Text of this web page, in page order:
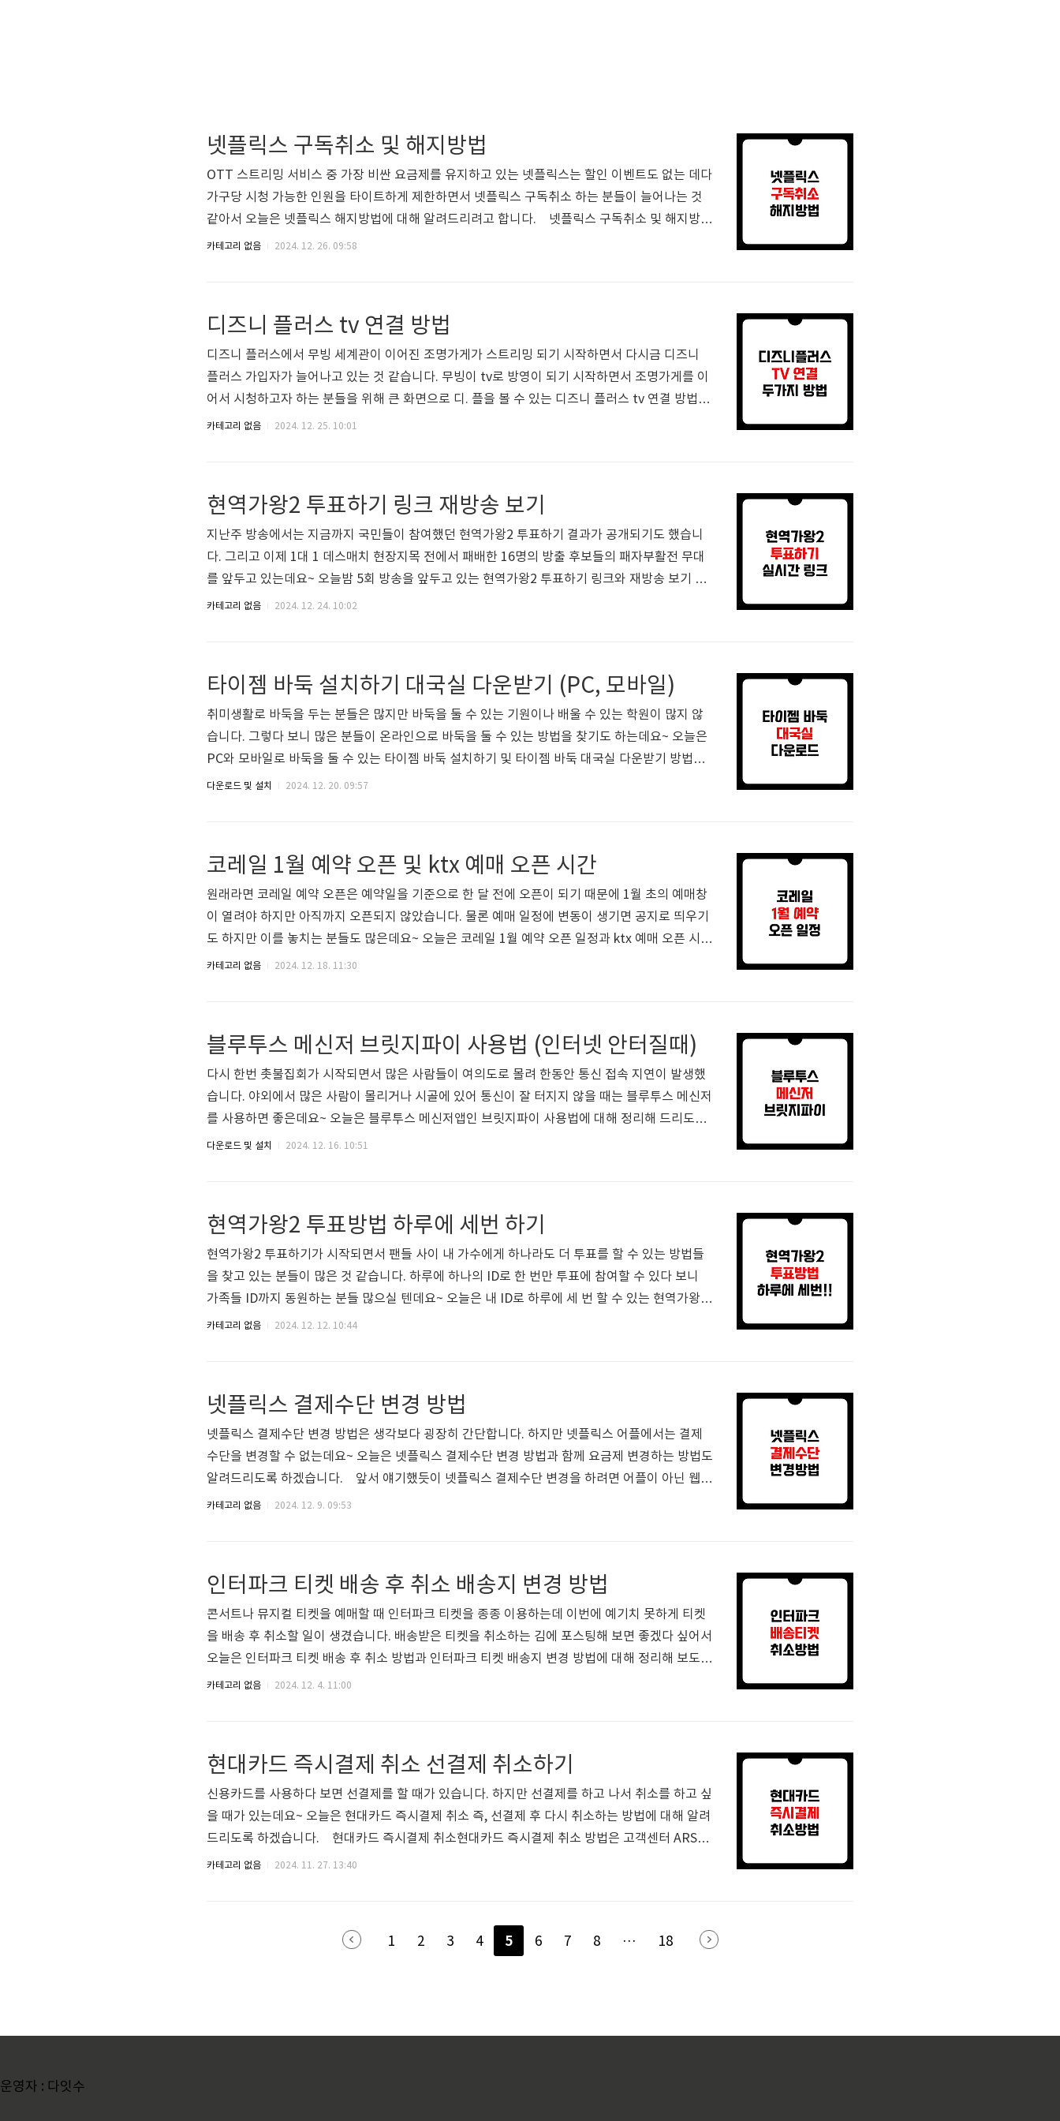
넷플릭스 구독취소 및 해지방법
OTT 스트리밍 서비스 중 가장 비싼 요금제를 유지하고 있는 넷플릭스는 할인 이벤트도 없는 데다
가구당 시청 가능한 인원을 타이트하게 제한하면서 넷플릭스 구독취소 하는 분들이 늘어나는 것
같아서 오늘은 넷플릭스 해지방법에 대해 알려드리려고 합니다. 넷플릭스 구독취소 및 해지방법
은 모바일과 PC 어느곳에서든 가능한 데다 아주 쉽게 구독취소하고 해지할 수 있으니까 포스팅을
gleam0807.com비싼 가격으로 인해서 넷플..
카테고리 없음 2024. 12. 26. 09:58
디즈니 플러스 tv 연결 방법
디즈니 플러스에서 무빙 세계관이 이어진 조명가게가 스트리밍 되기 시작하면서 다시금 디즈니
플러스 가입자가 늘어나고 있는 것 같습니다. 무빙이 tv로 방영이 되기 시작하면서 조명가게를 이
어서 시청하고자 하는 분들을 위해 큰 화면으로 디. 플을 볼 수 있는 디즈니 플러스 tv 연결 방법에
대해 정리해 보도록 하겠습니다. 올해 상반기까지만 해도 디즈니 플러스를 무료로 체험해볼수있
하고있다면 리모컨 자체에 디즈니 ..
카테고리 없음 2024. 12. 25. 10:01
현역가왕2 투표하기 링크 재방송 보기
지난주 방송에서는 지금까지 국민들이 참여했던 현역가왕2 투표하기 결과가 공개되기도 했습니
다. 그리고 이제 1대 1 데스매치 현장지목 전에서 패배한 16명의 방출 후보들의 패자부활전 무대
를 앞두고 있는데요~ 오늘밤 5회 방송을 앞두고 있는 현역가왕2 투표하기 링크와 재방송 보기 정
보에 대해 알려드리도록 하겠습니다. 3월 1일까지 계속해서 이어지는 현역가왕2 투표하기는 대
습니다. 하루에 하나의 ID로 한 번만 투표에 ..
카테고리 없음 2024. 12. 24. 10:02
타이젬 바둑 설치하기 대국실 다운받기 (PC, 모바일)
취미생활로 바둑을 두는 분들은 많지만 바둑을 둘 수 있는 기원이나 배울 수 있는 학원이 많지 않
습니다. 그렇다 보니 많은 분들이 온라인으로 바둑을 둘 수 있는 방법을 찾기도 하는데요~ 오늘은
PC와 모바일로 바둑을 둘 수 있는 타이젬 바둑 설치하기 및 타이젬 바둑 대국실 다운받기 방법을
알려드리도록 하겠습니다. 타이젬 바둑은 PC버전과 모바일 버전이 있습니다. 타이젬 바둑 홈페
뮤니티뿐만 아니라 생중계 및 교육 서비스를 무..
다운로드 및 설치 2024. 12. 20. 09:57
코레일 1월 예약 오픈 및 ktx 예매 오픈 시간
원래라면 코레일 예약 오픈은 예약일을 기준으로 한 달 전에 오픈이 되기 때문에 1월 초의 예매창
이 열려야 하지만 아직까지 오픈되지 않았습니다. 물론 예매 일정에 변동이 생기면 공지로 띄우기
도 하지만 이를 놓치는 분들도 많은데요~ 오늘은 코레일 1월 예약 오픈 일정과 ktx 예매 오픈 시간
에 대해 정리해 보도록 하겠습니다. 현재는 25년 1월 1일까지 코레일 1월 예약이 오픈되어있으
내가 이용하는 노선..
카테고리 없음 2024. 12. 18. 11:30
블루투스 메신저 브릿지파이 사용법 (인터넷 안터질때)
다시 한번 촛불집회가 시작되면서 많은 사람들이 여의도로 몰려 한동안 통신 접속 지연이 발생했
습니다. 야외에서 많은 사람이 몰리거나 시골에 있어 통신이 잘 터지지 않을 때는 블루투스 메신저
를 사용하면 좋은데요~ 오늘은 블루투스 메신저앱인 브릿지파이 사용법에 대해 정리해 드리도록
하겠습니다. 블루투스 기반으로 만들어진 브릿지파이 메신저 앱은 비상사태에 대비하여 핸드폰
람들과 통신할수있게 해주는 앱입니다. 무엇보다 블루투스를 사용한 메..
다운로드 및 설치 2024. 12. 16. 10:51
현역가왕2 투표방법 하루에 세번 하기
현역가왕2 투표하기가 시작되면서 팬들 사이 내 가수에게 하나라도 더 투표를 할 수 있는 방법들
을 찾고 있는 분들이 많은 것 같습니다. 하루에 하나의 ID로 한 번만 투표에 참여할 수 있다 보니
가족들 ID까지 동원하는 분들 많으실 텐데요~ 오늘은 내 ID로 하루에 세 번 할 수 있는 현역가왕2
투표방법 알려드리겠습니다. 현역가왕2 응원투표는 12월 11일부터 시작되어 3월 1일까지 계속
하면 되는데요~ 네이버에 로그인이 돼..
카테고리 없음 2024. 12. 12. 10:44
넷플릭스 결제수단 변경 방법
넷플릭스 결제수단 변경 방법은 생각보다 굉장히 간단합니다. 하지만 넷플릭스 어플에서는 결제
수단을 변경할 수 없는데요~ 오늘은 넷플릭스 결제수단 변경 방법과 함께 요금제 변경하는 방법도
알려드리도록 하겠습니다. 앞서 얘기했듯이 넷플릭스 결제수단 변경을 하려면 어플이 아닌 웹사
이트로 접속을 해야합니다. 즉, 네이버, 구글, 사파리 등의 웹사이트에서 넷플릭스를 검색 후 접속
서 이제 넷플릭스를 무료로 볼 수 있게 되었습니다..
카테고리 없음 2024. 12. 9. 09:53
인터파크 티켓 배송 후 취소 배송지 변경 방법
콘서트나 뮤지컬 티켓을 예매할 때 인터파크 티켓을 종종 이용하는데 이번에 예기치 못하게 티켓
을 배송 후 취소할 일이 생겼습니다. 배송받은 티켓을 취소하는 김에 포스팅해 보면 좋겠다 싶어서
오늘은 인터파크 티켓 배송 후 취소 방법과 인터파크 티켓 배송지 변경 방법에 대해 정리해 보도록
하겠습니다. 인터파크 티켓 취소는 MY 티켓 > 예매 / 취소내역에서 직접 취소를 하거나 고객센
자리가 나와서 기존에 예매했던 티켓을..
카테고리 없음 2024. 12. 4. 11:00
현대카드 즉시결제 취소 선결제 취소하기
신용카드를 사용하다 보면 선결제를 할 때가 있습니다. 하지만 선결제를 하고 나서 취소를 하고 싶
을 때가 있는데요~ 오늘은 현대카드 즉시결제 취소 즉, 선결제 후 다시 취소하는 방법에 대해 알려
드리도록 하겠습니다. 현대카드 즉시결제 취소현대카드 즉시결제 취소 방법은 고객센터 ARS를
통해서 진행해도 되지만 상담원 전화연결이 부담스럽거나 오래 걸릴 것을 예상하여 빠르게 앱을
속 후 메인 화면 상단에 있는 챗봇으로 들어가도 됨) 2. 상담안내 및 채팅상담을 클릭한 뒤 상단
또는 상담 카테고리에 있는 실시간 채..
카테고리 없음 2024. 11. 27. 13:40
1 2 3 4 5 6 7 8 ··· 18
운영자 : 다잇수